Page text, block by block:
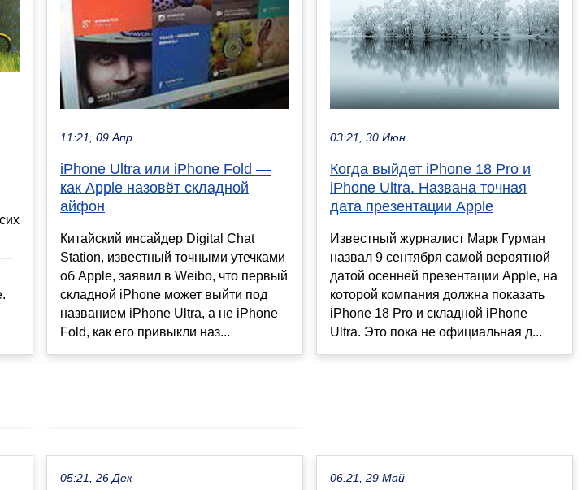
—
11:21, 09 Апр
iPhone Ultra или iPhone Fold —
как Apple назовёт складной
айфон
Китайский инсайдер Digital Chat
Station, известный точными утечками
об Apple, заявил в Weibo, что первый
складной iPhone может выйти под
названием iPhone Ultra, а не iPhone
Fold, как его привыкли наз...
03:21, 30 Июн
Когда выйдет iPhone 18 Pro и
iPhone Ultra. Названа точная
дата презентации Apple
Известный журналист Марк Гурман
назвал 9 сентября самой вероятной
датой осенней презентации Apple, на
которой компания должна показать
iPhone 18 Pro и складной iPhone
Ultra. Это пока не официальная д...
05:21, 26 Дек 06:21, 29 Май